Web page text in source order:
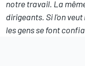
notre travail. La
dirigeants. Si l'on
les gens se font